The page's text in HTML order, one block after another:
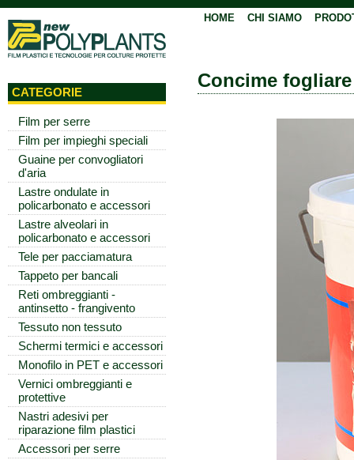
CATEGORIE
Film per serre
Film per impieghi speciali
Guaine per convogliatori
d'aria
Lastre ondulate in
policarbonato e accessori
Lastre alveolari in
policarbonato e accessori
Tele per pacciamatura
Tappeto per bancali
Reti ombreggianti -
antinsetto - frangivento
Tessuto non tessuto
Schermi termici e accessori
Monofilo in PET e accessori
Vernici ombreggianti e
protettive
Nastri adesivi per
riparazione film plastici
Accessori per serre
HOME CHI SIAMO
Concime fogliare